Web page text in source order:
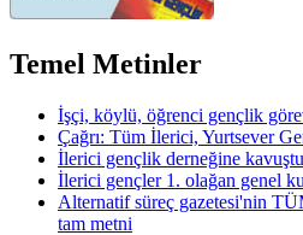
Temel Metinler
İşçi, köylü, öğrenci gençlik
Çağrı: Tüm İlerici, Yurtsever
İlerici gençlik derneğine
İlerici gençler 1. olağan genel
Alternatif süreç gazetesi'nin
tam metni